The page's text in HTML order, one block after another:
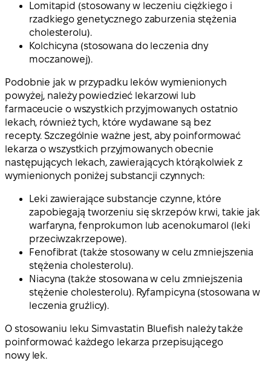
Lomitapid (stosowany w leczeniu ciężkiego i
rzadkiego genetycznego zaburzenia stężenia
cholesterolu).
Kolchicyna (stosowana do leczenia dny
moczanowej).
Podobnie jak w przypadku leków wymienionych
powyżej, należy powiedzieć lekarzowi lub
farmaceucie o wszystkich przyjmowanych ostatnio
lekach, również tych, które wydawane są bez
recepty. Szczególnie ważne jest, aby poinformować
lekarza o wszystkich przyjmowanych obecnie
następujących lekach, zawierających którąkolwiek z
wymienionych poniżej substancji czynnych:
Leki zawierające substancje czynne, które
zapobiegają tworzeniu się skrzepów krwi, takie jak
warfaryna, fenprokumon lub acenokumarol (leki
przeciwzakrzepowe).
Fenofibrat (także stosowany w celu zmniejszenia
stężenia cholesterolu).
Niacyna (także stosowana w celu zmniejszenia
stężenie cholesterolu). Ryfampicyna (stosowana w
leczenia gruźlicy).
O stosowaniu leku Simvastatin Bluefish należy także
poinformować każdego lekarza przepisującego
nowy lek.